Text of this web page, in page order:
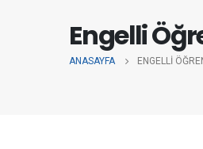
Engelli
ANASAYFA ENGELLI